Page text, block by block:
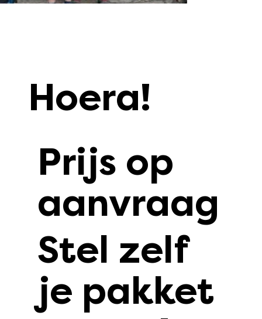
Hoera!
Prijs op
aanvraag
Stel zelf
je pakket